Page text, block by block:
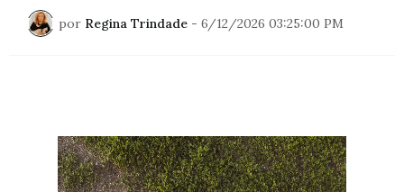
por Regina Trindade - 6/12/2026 03:25:00 PM